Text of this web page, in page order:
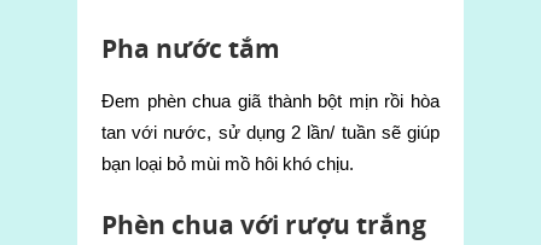
Pha nước tắm
Đem phèn chua giã thành bột mịn rồi hòa
tan với nước, sử dụng 2 lần/ tuần sẽ giúp
bạn loại bỏ mùi mồ hôi khó chịu.
Phèn chua với rượu trắng